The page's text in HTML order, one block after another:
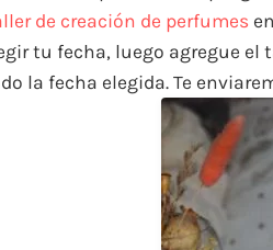
de creación de perfumes
tu fecha, luego agregue el
la fecha elegida. Te